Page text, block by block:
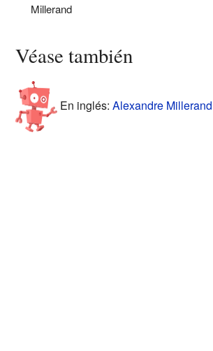
Millerand
Véase también
En inglés: Alexandre